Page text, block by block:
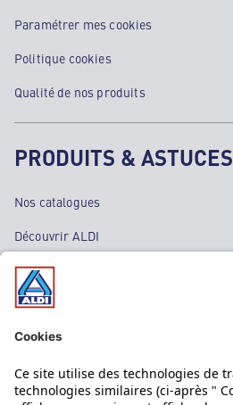
Paramétrer mes cookies
Politique cookies
Qualité de nos produits
PRODUITS & ASTUCES
Nos catalogues
Découvrir ALDI
Nos bons plans
Nos rayons
Nos marques
Nos astuces